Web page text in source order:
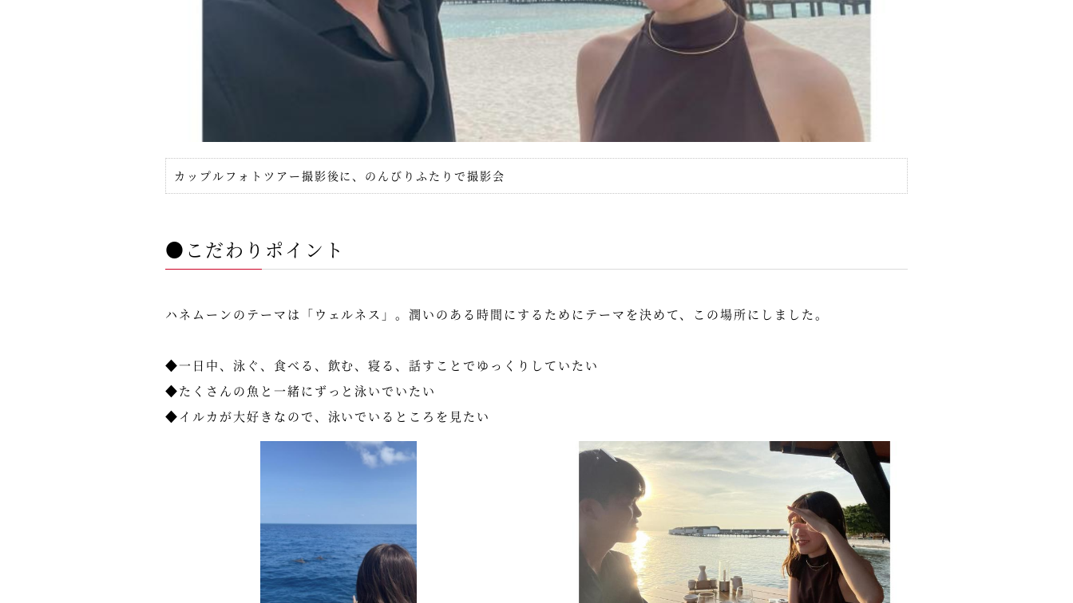
カップルフォトツアー撮影後に、のんびりふたりで撮影会
●こだわりポイント
ハネムーンのテーマは「ウェルネス」。潤いのある時間にするためにテーマを決めて、この場所にしました。
◆一日中、泳ぐ、食べる、飲む、寝る、話すことでゆっくりしていたい
◆たくさんの魚と一緒にずっと泳いでいたい
◆イルカが大好きなので、泳いでいるところを見たい